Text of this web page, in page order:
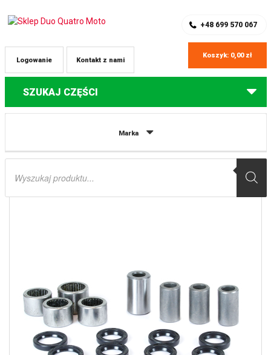
+48 699 570 067
Kontakt z nami
Logowanie
Koszyk: 0,00 zł
SZUKAJ CZĘŚCI
Marka
Wyszukiwarka
Części do quadów Honda
PROX